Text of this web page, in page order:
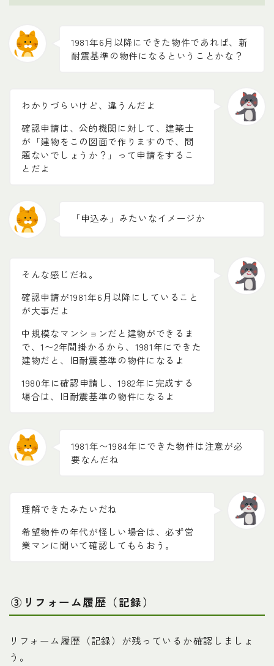
1981年6月以降にできた物件であれば、新
耐震基準の物件になるということかな？
わかりづらいけど、違うんだよ
確認申請は、公的機関に対して、建築士
が「建物をこの図面で作りますので、問
題ないでしょうか？」って申請をするこ
とだよ
「申込み」みたいなイメージか
そんな感じだね。
確認申請が1981年6月以降にしていること
が大事だよ
中規模なマンションだと建物ができるま
で、1〜2年間掛かるから、1981年にできた
建物だと、旧耐震基準の物件になるよ
1980年に確認申請し、1982年に完成する
場合は、旧耐震基準の物件になるよ
1981年〜1984年にできた物件は注意が必
要なんだね
理解できたみたいだね
希望物件の年代が怪しい場合は、必ず営
業マンに聞いて確認してもらおう。
③リフォーム履歴（記録）
リフォーム履歴（記録）が残っているか確認しましょ
う。